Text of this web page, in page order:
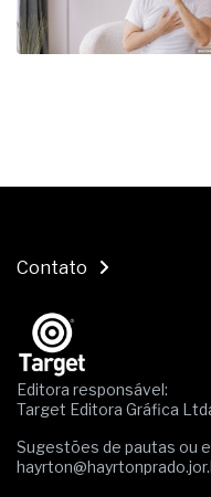
Contato
Editora responsável:
Target Editora Gráfica
Sugestões de pautas ou